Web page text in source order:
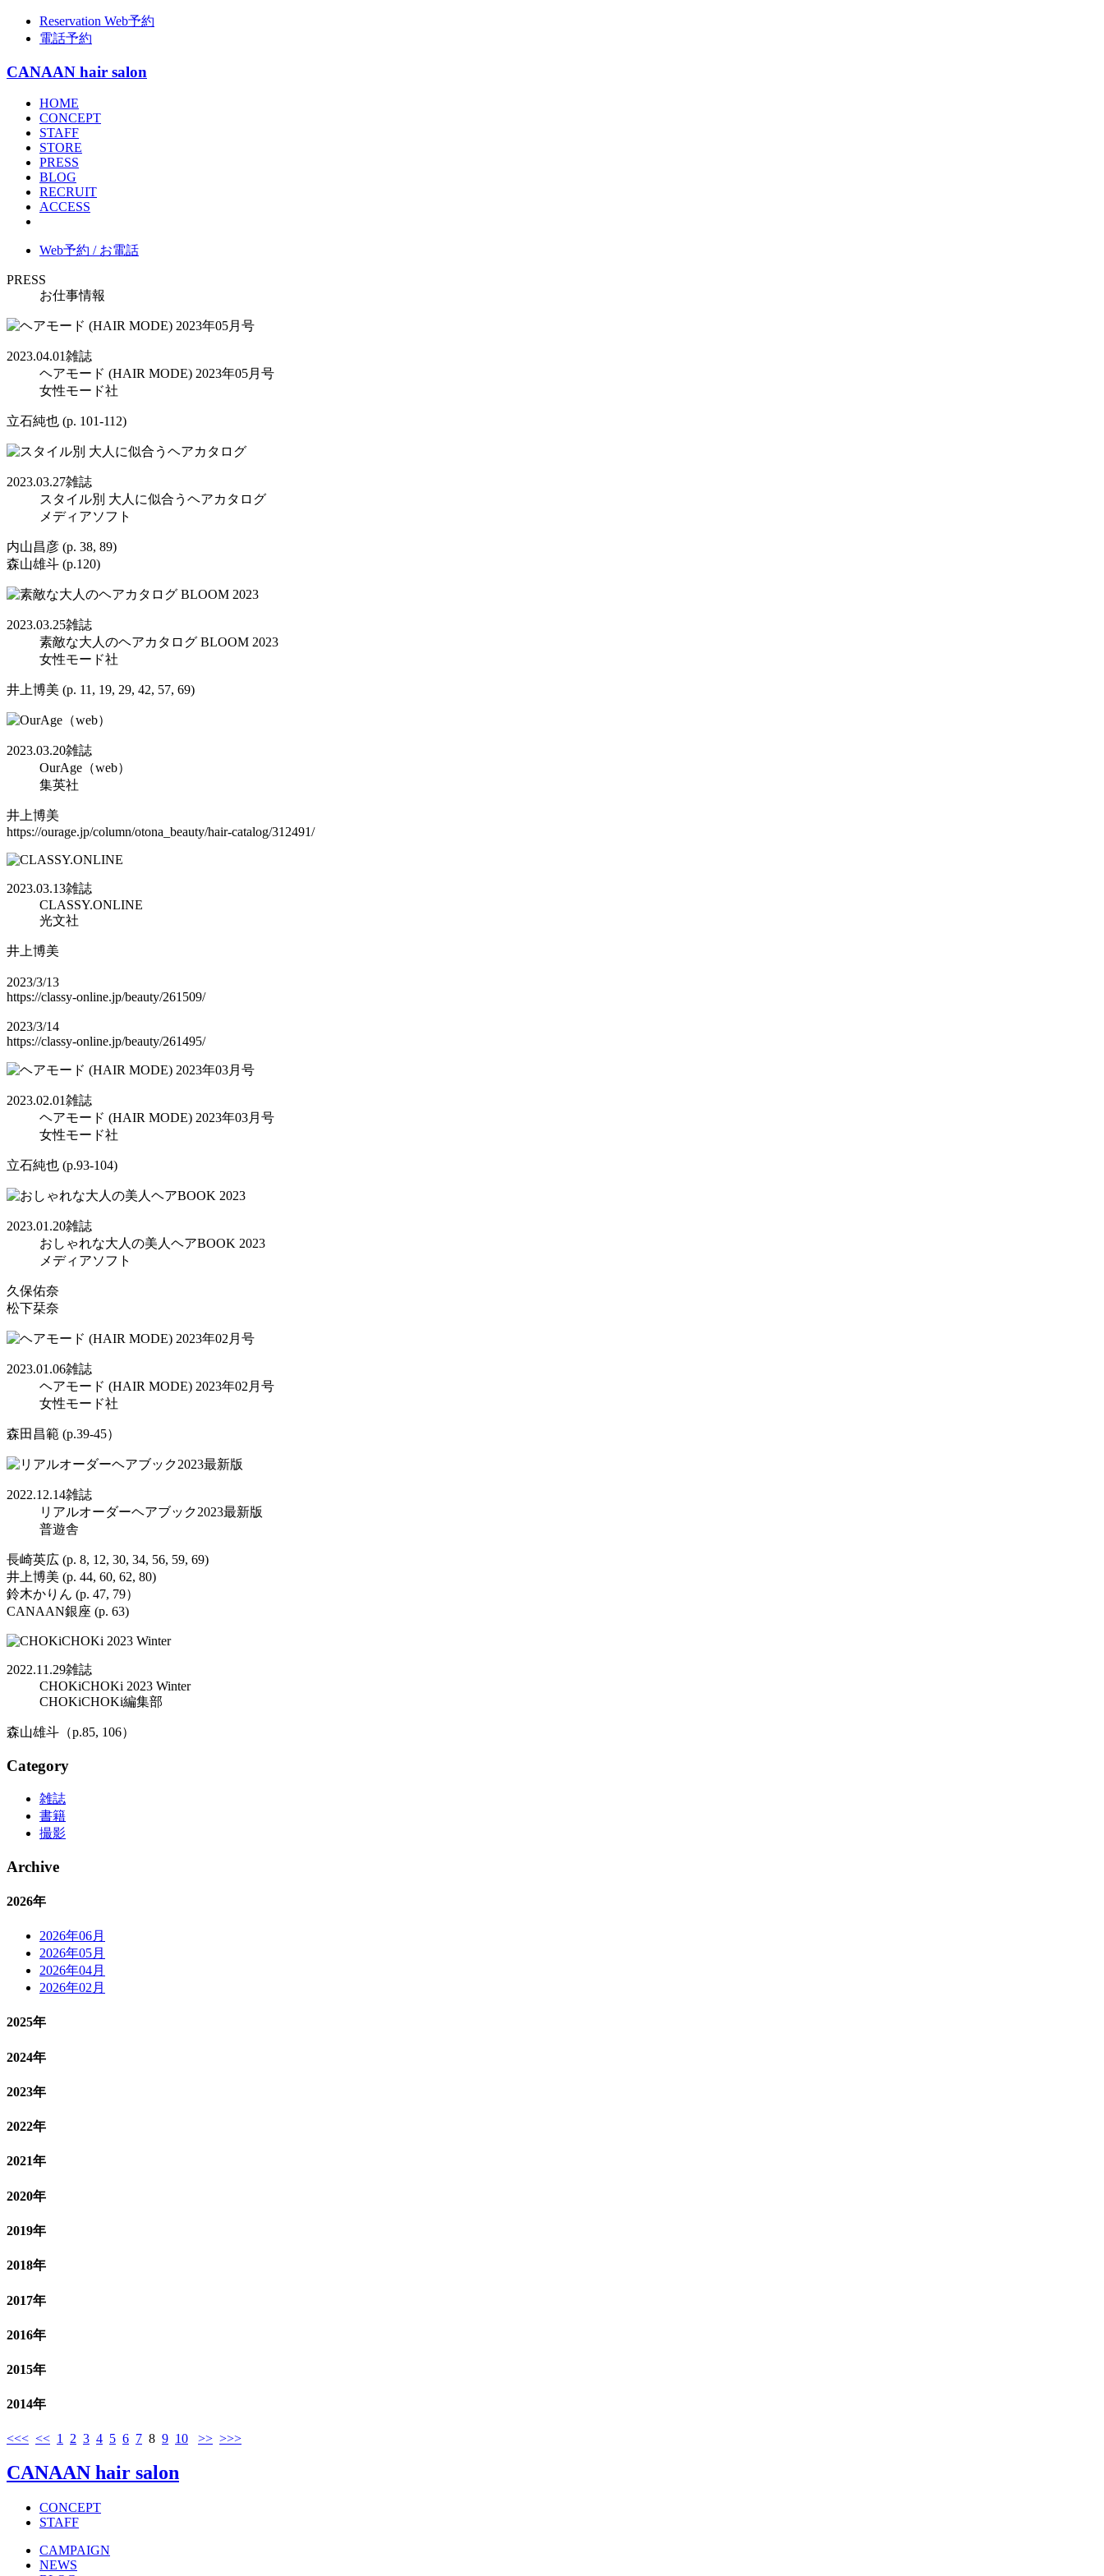
Reservation Web予約
電話予約
CANAAN hair salon
HOME
CONCEPT
STAFF
STORE
PRESS
BLOG
RECRUIT
ACCESS
Web予約 / お電話
PRESS
お仕事情報
2023.04.01雑誌
ヘアモード (HAIR MODE) 2023年05月号
女性モード社
立石純也 (p. 101-112)
2023.03.27雑誌
スタイル別 大人に似合うヘアカタログ
メディアソフト
内山昌彦 (p. 38, 89)
森山雄斗 (p.120)
2023.03.25雑誌
素敵な大人のヘアカタログ BLOOM 2023
女性モード社
井上博美 (p. 11, 19, 29, 42, 57, 69)
2023.03.20雑誌
OurAge（web）
集英社
井上博美
https://ourage.jp/column/otona_beauty/hair-catalog/312491/
2023.03.13雑誌
CLASSY.ONLINE
光文社
井上博美
2023/3/13
https://classy-online.jp/beauty/261509/
2023/3/14
https://classy-online.jp/beauty/261495/
2023.02.01雑誌
ヘアモード (HAIR MODE) 2023年03月号
女性モード社
立石純也 (p.93-104)
2023.01.20雑誌
おしゃれな大人の美人ヘアBOOK 2023
メディアソフト
久保佑奈
松下栞奈
2023.01.06雑誌
ヘアモード (HAIR MODE) 2023年02月号
女性モード社
森田昌範 (p.39-45）
2022.12.14雑誌
リアルオーダーヘアブック2023最新版
普遊舎
長崎英広 (p. 8, 12, 30, 34, 56, 59, 69)
井上博美 (p. 44, 60, 62, 80)
鈴木かりん (p. 47, 79）
CANAAN銀座 (p. 63)
2022.11.29雑誌
CHOKiCHOKi 2023 Winter
CHOKiCHOKi編集部
森山雄斗（p.85, 106）
Category
雑誌
書籍
撮影
Archive
2026年
2026年06月
2026年05月
2026年04月
2026年02月
2025年
2024年
2023年
2022年
2021年
2020年
2019年
2018年
2017年
2016年
2015年
2014年
<<< << 1 2 3 4 5 6 7 8 9 10 >> >>>
CANAAN hair salon
CONCEPT
STAFF
CAMPAIGN
NEWS